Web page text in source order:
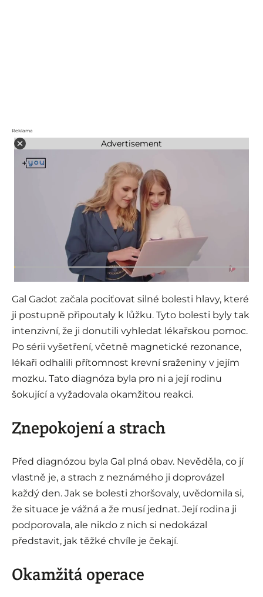
Reklama
Advertisement
Gal Gadot začala pociťovat silné bolesti hlavy, které
ji postupně připoutaly k lůžku. Tyto bolesti byly tak
intenzivní, že ji donutili vyhledat lékařskou pomoc.
Po sérii vyšetření, včetně magnetické rezonance,
lékaři odhalili přítomnost krevní sraženiny v jejím
mozku. Tato diagnóza byla pro ni a její rodinu
šokující a vyžadovala okamžitou reakci.
Znepokojení a strach
Před diagnózou byla Gal plná obav. Nevěděla, co jí
vlastně je, a strach z neznámého ji doprovázel
každý den. Jak se bolesti zhoršovaly, uvědomila si,
že situace je vážná a že musí jednat. Její rodina ji
podporovala, ale nikdo z nich si nedokázal
představit, jak těžké chvíle je čekají.
Okamžitá operace